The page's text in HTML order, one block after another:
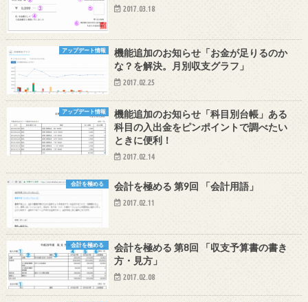
2017.03.18
アップデート情報
機能追加のお知らせ「お金が足りるのか
な？を解決。月別収支グラフ」
2017.02.25
アップデート情報
機能追加のお知らせ「科目別台帳」ある
科目の入出金をピンポイントで調べたい
ときに便利！
2017.02.14
会計を極める 会計を極める 第9回 「会計用語」
2017.02.11
会計を極める
会計を極める 第8回 「収支予算書の書き
方・見方」
2017.02.08